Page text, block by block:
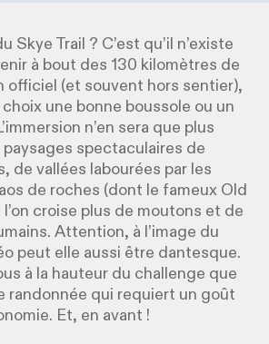
Skye Trail ? C’est qu’il n’existe
à bout des 130 kilomètres de
officiel (et souvent hors sentier),
une bonne boussole ou un
n’en sera que plus
spectaculaires de
de vallées labourées par les
de roches (dont le fameux Old
croise plus de moutons et de
Attention, à l’image du
peut elle aussi être dantesque.
à la hauteur du challenge que
randonnée qui requiert un goût
Et, en avant !